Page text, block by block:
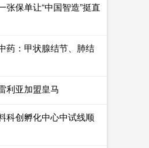
张保单让“中国智造”挺直
药：甲状腺结节、肺结
利亚加盟皇马
科创孵化中心中试线顺